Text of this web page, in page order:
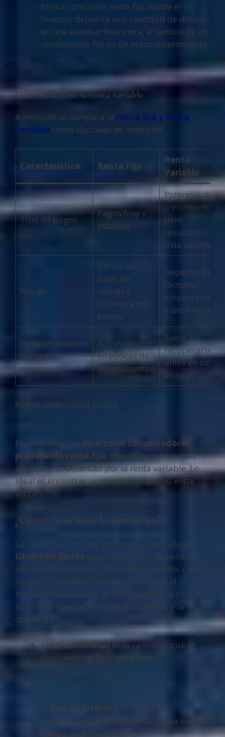
forma común de renta fija donde el
inversor deposita una cantidad de dinero
en una entidad financiera, a cambio de un
rendimiento fijo en un plazo determinado.
Diferencias con la renta variable
A menudo se compara la renta fija y renta
variable como opciones de inversión:
Característica Renta Fija
Renta
Variable
Tipo de pagos
Pagos fijos y
estables
Potencial de
crecimiento,
pero
resultados
más volátiles
Riesgo
Deriva de
tipos de
interés y
solvencia del
emisor
Depende de
factores
empresariales
y del mercado
Comportamiento
según ciclo
económico
Activo refugio
en épocas de
incertidumbre
Suele
recuperarse
antes en ciclos
alcistas
Fuente: elaboración propia
En definitiva, los inversores conservadores
prefieren la renta fija, mientras que los más
agresivos se decantan por la renta variable. Lo
ideal es encontrar un equilibrio óptimo entre
ambas.
¿Cómo funciona la renta fija?
La renta fija funciona mediante la emisión de
títulos de deuda que el emisor contrae con el
inversor. Estos títulos, también conocidos como
bonos, se pueden comprar y vender en el
mercado secundario, donde fluctúan su precio y
su rentabilidad en función de la oferta y la
demanda.
Elvalor nominales la cantidad que te
devolverán al final del plazo.
El tipo de interés determina la
rentabilidad que obtendrás, que a su vez
puede ser fijo o variable.